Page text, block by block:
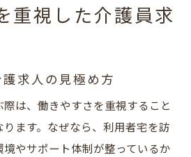
重視した介護員求
求人の見極め方
は、働きやすさを重視すること
ます。なぜなら、利用者宅を訪
やサポート体制が整っているか